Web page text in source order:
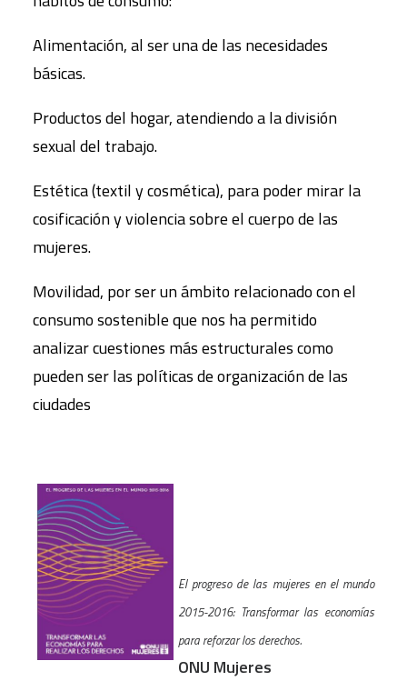
Alimentación, al ser una de las necesidades
básicas.
Productos del hogar, atendiendo a la división
sexual del trabajo.
Estética (textil y cosmética), para poder mirar la
cosificación y violencia sobre el cuerpo de las
mujeres.
Movilidad, por ser un ámbito relacionado con el
consumo sostenible que nos ha permitido
analizar cuestiones más estructurales como
pueden ser las políticas de organización de las
ciudades
El progreso de las mujeres en el mundo
2015-2016: Transformar las economías
para reforzar los derechos.
ONU Mujeres